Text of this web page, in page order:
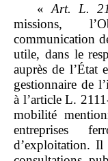
«Art. L.
missions,
communication
utile, dans le
auprès de l’État
gestionnaire de
à l’article L.
mobilité
entreprises
d’exploitation. Il